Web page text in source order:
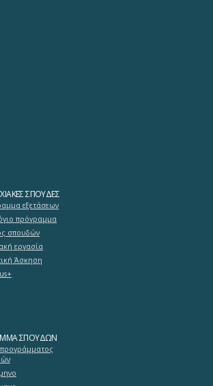
ΣΠΟΥΔΈΣ
εξετάσεων
πρόγραμμα
σπουδών
εργασία
Άσκηση
ΣΠΟΥΔΏΝ